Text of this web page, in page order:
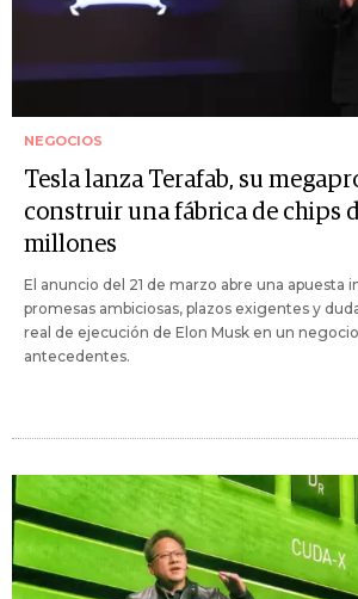
NEGOCIOS
Tesla lanza Terafab, su
construir una fábrica de chips
millones
El anuncio del 21 de marzo abre una apuesta
promesas ambiciosas, plazos exigentes y
real de ejecución de Elon Musk en un
antecedentes.